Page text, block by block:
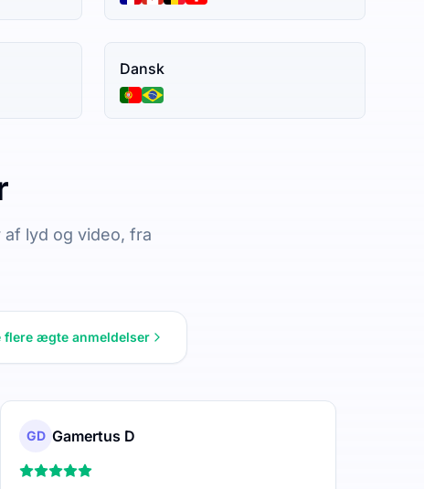
Dansk
lyd og video, fra
flere ægte anmeldelser
GD Gamertus D